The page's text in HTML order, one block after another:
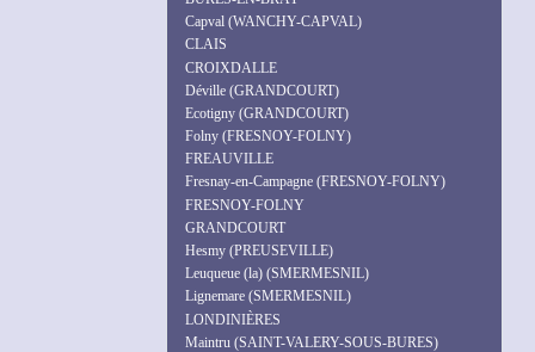
Capval (WANCHY-CAPVAL)
CLAIS
CROIXDALLE
Déville (GRANDCOURT)
Ecotigny (GRANDCOURT)
Folny (FRESNOY-FOLNY)
FREAUVILLE
Fresnay-en-Campagne (FRESNOY-FOLNY)
FRESNOY-FOLNY
GRANDCOURT
Hesmy (PREUSEVILLE)
Leuqueue (la) (SMERMESNIL)
Lignemare (SMERMESNIL)
LONDINIÈRES
Maintru (SAINT-VALERY-SOUS-BURES)